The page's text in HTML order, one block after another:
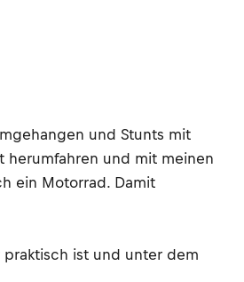
und Stunts mit
herumfahren und mit meinen
ein Motorrad. Damit
praktisch ist und unter dem